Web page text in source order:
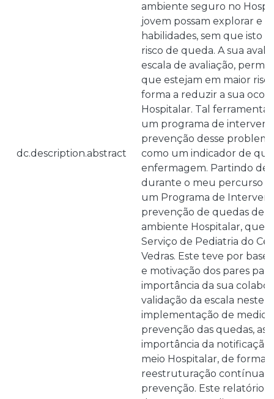
dc.description.abstract
ambiente seguro no
jovem possam explorar e
habilidades, sem que isto
risco de queda. A sua
escala de avaliação,
que estejam em maior
forma a reduzir a sua
Hospitalar. Tal ferramenta
um programa de
prevenção desse
como um indicador de
enfermagem. Partindo
durante o meu percurso
um Programa de
prevenção de quedas de
ambiente Hospitalar, que
Serviço de Pediatria do
Vedras. Este teve por base
e motivação dos pares
importância da sua
validação da escala neste
implementação de
prevenção das quedas,
importância da notificação
meio Hospitalar, de forma
reestruturação contínua
prevenção. Este relatório